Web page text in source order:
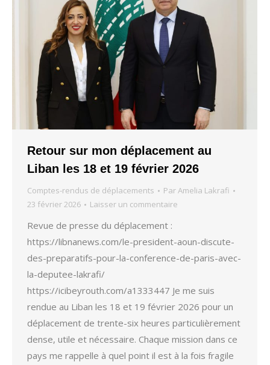
Retour sur mon déplacement au
Liban les 18 et 19 février 2026
Comptes-rendus de déplacements ParAmelia Lakrafi
23 février 2026
Laisser un commentaire
Revue de presse du déplacement :
https://libnanews.com/le-president-aoun-discute-
des-preparatifs-pour-la-conference-de-paris-avec-
la-deputee-lakrafi/
https://icibeyrouth.com/a1333447 Je me suis
rendue au Liban les 18 et 19 février 2026 pour un
déplacement de trente-six heures particulièrement
dense, utile et nécessaire. Chaque mission dans ce
pays me rappelle à quel point il est à la fois fragile